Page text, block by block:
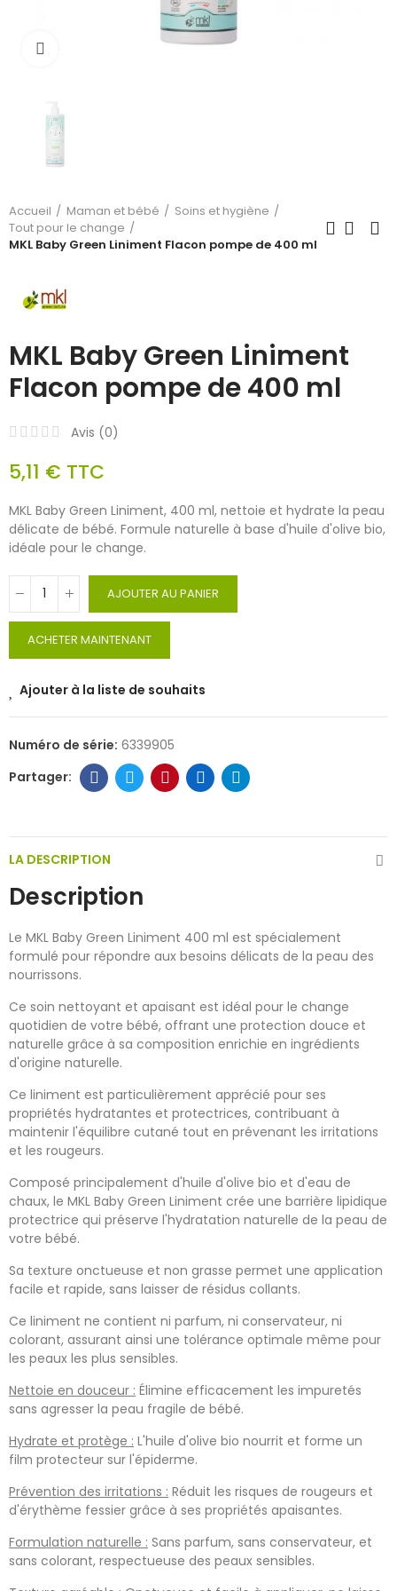
Cliquez pour agrandir
Accueil Maman et bébé
Soins et hygiène
Tout pour le change
MKL Baby Green Liniment Flacon pompe de 400 ml
MKL Baby Green Liniment
Flacon pompe de 400 ml
Avis (0)
5,11 € TTC
MKL Baby Green Liniment, 400 ml, nettoie et hydrate la peau
délicate de bébé. Formule naturelle à base d'huile d'olive bio,
idéale pour le change.
AJOUTER AU PANIER
ACHETER MAINTENANT
Ajouter à la liste de souhaits
Numéro de série: 6339905
LA DESCRIPTION
Description
Le MKL Baby Green Liniment 400 ml est spécialement
formulé pour répondre aux besoins délicats de la peau des
nourrissons.
Ce soin nettoyant et apaisant est idéal pour le change
quotidien de votre bébé, offrant une protection douce et
naturelle grâce à sa composition enrichie en ingrédients
d'origine naturelle.
Ce liniment est particulièrement apprécié pour ses
propriétés hydratantes et protectrices, contribuant à
maintenir l'équilibre cutané tout en prévenant les irritations
et les rougeurs.
Composé principalement d'huile d'olive bio et d'eau de
chaux, le MKL Baby Green Liniment crée une barrière lipidique
protectrice qui préserve l'hydratation naturelle de la peau de
votre bébé.
Sa texture onctueuse et non grasse permet une application
facile et rapide, sans laisser de résidus collants.
Ce liniment ne contient ni parfum, ni conservateur, ni
colorant, assurant ainsi une tolérance optimale même pour
les peaux les plus sensibles.
Nettoie en douceur : Élimine efficacement les impuretés
sans agresser la peau fragile de bébé.
Hydrate et protège : L'huile d'olive bio nourrit et forme un
film protecteur sur l'épiderme.
Prévention des irritations : Réduit les risques de rougeurs et
d'érythème fessier grâce à ses propriétés apaisantes.
Formulation naturelle : Sans parfum, sans conservateur, et
sans colorant, respectueuse des peaux sensibles.